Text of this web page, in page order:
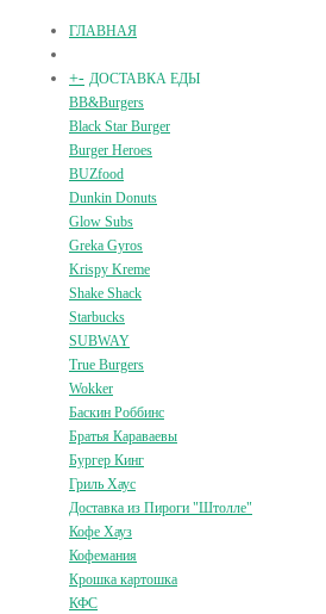
ГЛАВНАЯ
+- ДОСТАВКА ЕДЫ
BB&Burgers
Black Star Burger
Burger Heroes
BUZfood
Dunkin Donuts
Glow Subs
Greka Gyros
Krispy Kreme
Shake Shack
Starbucks
SUBWAY
True Burgers
Wokker
Баскин Роббинс
Братья Караваевы
Бургер Кинг
Гриль Хаус
Доставка из Пироги "Штолле"
Кофе Хауз
Кофемания
Крошка картошка
КФС